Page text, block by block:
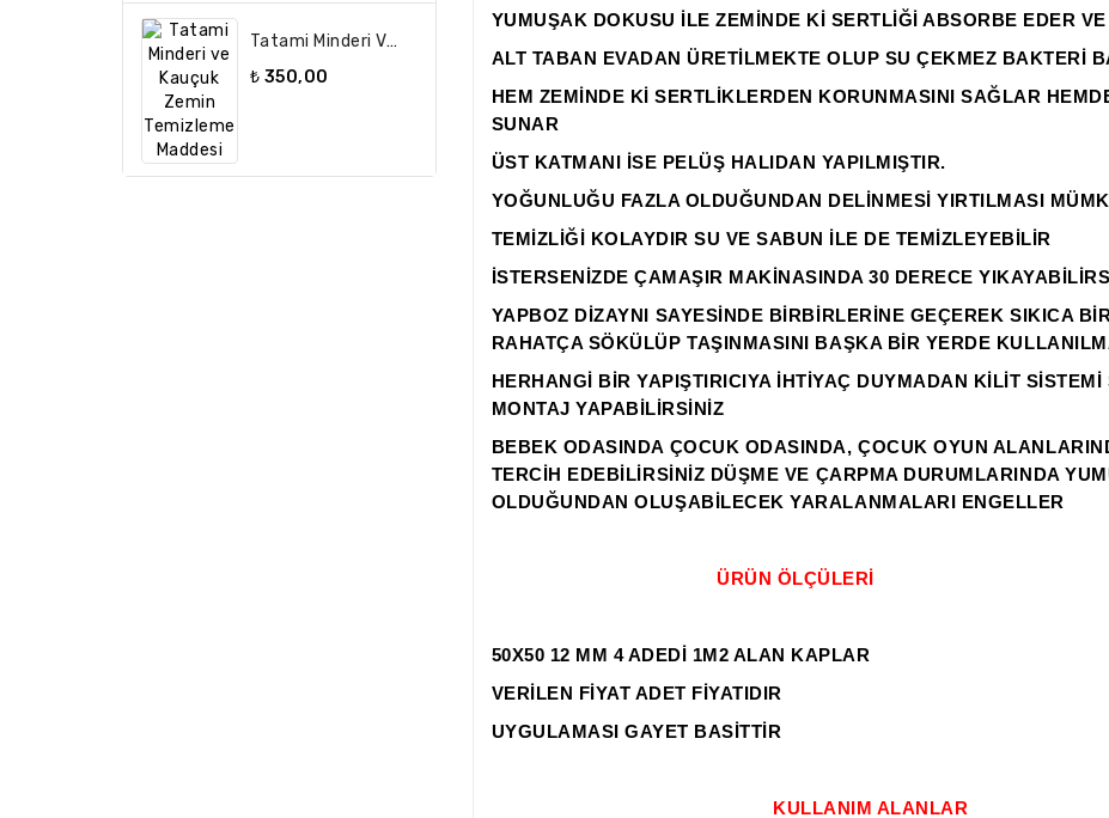
Tatami Minderi Ve Kauçuk Zemin Temizleme Maddesi
₺ 350,00
YUMUŞAK DOKUSU İLE ZEMİNDE Kİ SERTLİĞİ ABSORBE EDER
ALT TABAN EVADAN ÜRETİLMEKTE OLUP SU ÇEKMEZ BAKTERİ
HEM ZEMİNDE Kİ SERTLİKLERDEN KORUNMASINI SAĞLAR
SUNAR
ÜST KATMANI İSE PELÜŞ HALIDAN YAPILMIŞTIR.
YOĞUNLUĞU FAZLA OLDUĞUNDAN DELİNMESİ YIRTILMASI
TEMİZLİĞİ KOLAYDIR SU VE SABUN İLE DE TEMİZLEYEBİLİR
İSTERSENİZDE ÇAMAŞIR MAKİNASINDA 30 DERECE
YAPBOZ DİZAYNI SAYESİNDE BİRBİRLERİNE GEÇEREK SIKICA
RAHATÇA SÖKÜLÜP TAŞINMASINI BAŞKA BİR YERDE
HERHANGİ BİR YAPIŞTIRICIYA İHTİYAÇ DUYMADAN KİLİT
MONTAJ YAPABİLİRSİNİZ
BEBEK ODASINDA ÇOCUK ODASINDA, ÇOCUK OYUN
TERCİH EDEBİLİRSİNİZ DÜŞME VE ÇARPMA DURUMLARINDA
OLDUĞUNDAN OLUŞABİLECEK YARALANMALARI ENGELLER
ÜRÜN ÖLÇÜLERİ
50X50 12 MM 4 ADEDİ 1M2 ALAN KAPLAR
VERİLEN FİYAT ADET FİYATIDIR
UYGULAMASI GAYET BASİTTİR
KULLANIM ALANLAR